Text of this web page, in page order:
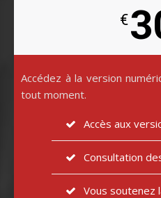
€
Accédez à la version
tout moment.
Accès aux
Consultation
Vous soutenez